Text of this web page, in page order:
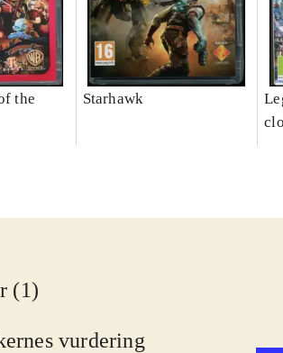
the
Starhawk
(1)
vurdering